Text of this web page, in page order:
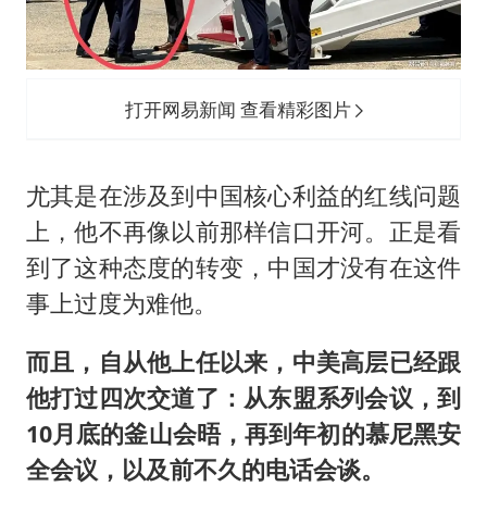
打开网易新闻 查看精彩图片
尤其是在涉及到中国核心利益的红线问题
上，他不再像以前那样信口开河。正是看
到了这种态度的转变，中国才没有在这件
事上过度为难他。
而且，自从他上任以来，中美高层已经跟
他打过四次交道了：从东盟系列会议，到
10月底的釜山会晤，再到年初的慕尼黑安
全会议，以及前不久的电话会谈。